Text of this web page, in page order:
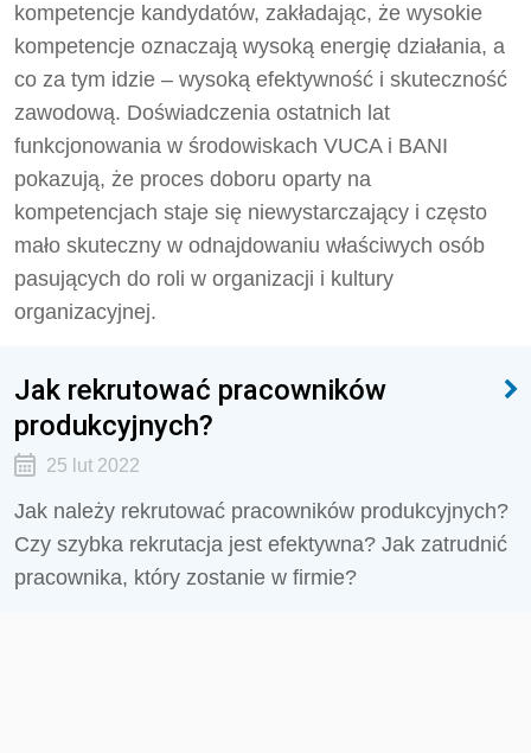
kompetencje kandydatów, zakładając, że wysokie
kompetencje oznaczają wysoką energię działania, a
co za tym idzie – wysoką efektywność i skuteczność
zawodową. Doświadczenia ostatnich lat
funkcjonowania w środowiskach VUCA i BANI
pokazują, że proces doboru oparty na
kompetencjach staje się niewystarczający i często
mało skuteczny w odnajdowaniu właściwych osób
pasujących do roli w organizacji i kultury
organizacyjnej.
Jak rekrutować pracowników
produkcyjnych?
25 lut 2022
Jak należy rekrutować pracowników produkcyjnych?
Czy szybka rekrutacja jest efektywna? Jak zatrudnić
pracownika, który zostanie w firmie?